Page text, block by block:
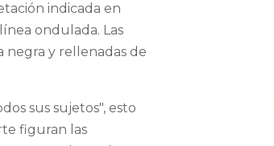
indicada en
ondulada. Las
negra y rellenadas de
sus sujetos", esto
figuran las